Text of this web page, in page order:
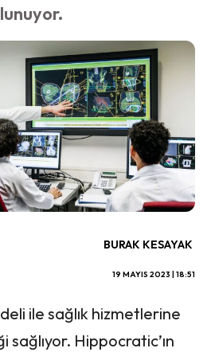
BURAK KESAYAK
19 MAYIS 2023 | 18:51
ile sağlık hizmetlerine
Hippocratic’ın